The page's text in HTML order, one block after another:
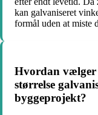
kan galvaniseret
formål uden at miste
Hvordan vælger
størrelse
byggeprojekt?